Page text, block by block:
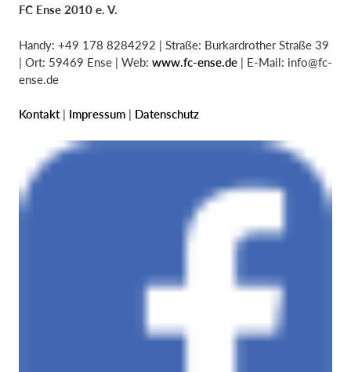
FC Ense 2010 e. V.
Handy: +49 178 8284292 | Straße: Burkardrother Straße 39
| Ort: 59469 Ense | Web: www.fc-ense.de | E-Mail: info@fc-
ense.de
Kontakt| Impressum | Datenschutz